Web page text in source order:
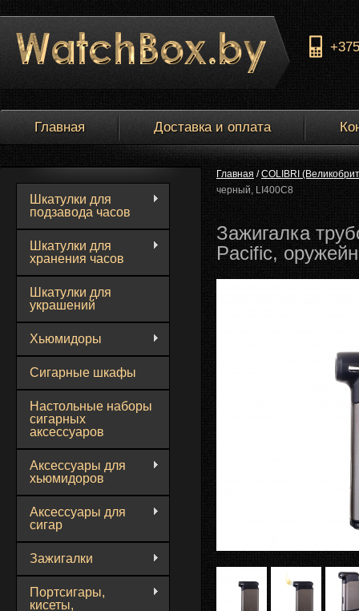
Главная Доставка и оплата
Шкатулки для
подзавода часов
Шкатулки для
хранения часов
Шкатулки для
украшений
Хьюмидоры
Сигарные шкафы
Настольные наборы
сигарных
аксессуаров
Аксессуары для
хьюмидоров
Аксессуары для
сигар
Зажигалки
Портсигары,
кисеты,
Главная/COLIBRI
черный, LI400C8
Зажигалка
Pacific,